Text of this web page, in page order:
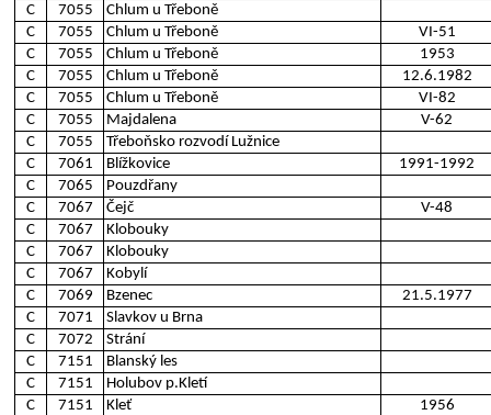
C
7055
Chlum u Třeboně
C
7055 Chlum u Třeboně
VI-51
C
7055 Chlum u Třeboně
1953
C
7055 Chlum u Třeboně
12.6.1982
C
7055 Chlum u Třeboně
VI-82
C
7055 Majdalena
V-62
C
7055
Třeboňsko rozvodí Lužnice
C
7061 Blížkovice
1991-1992
C
7065
Pouzdřany
C
7067 Čejč
V-48
C
7067
Klobouky
C
7067
Klobouky
C
7067
Kobylí
C
7069 Bzenec
21.5.1977
C
7071
Slavkov u Brna
C
7072
Strání
C
7151
Blanský les
C
7151
Holubov p.Kletí
C
7151 Kleť
1956